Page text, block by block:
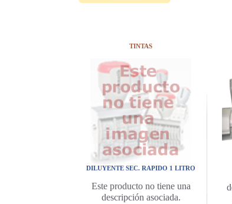
TINTAS
DILUYENTE SEC. RAPIDO 1 LITRO
Este producto no tiene una
descripción asociada.